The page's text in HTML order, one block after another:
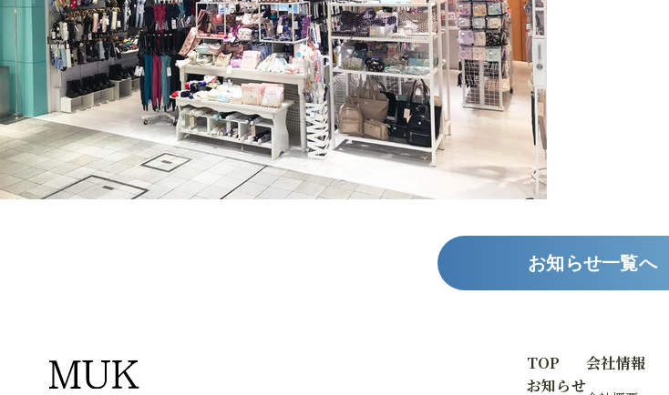
お知らせ一覧へ
TOP
お知らせ
会社情報